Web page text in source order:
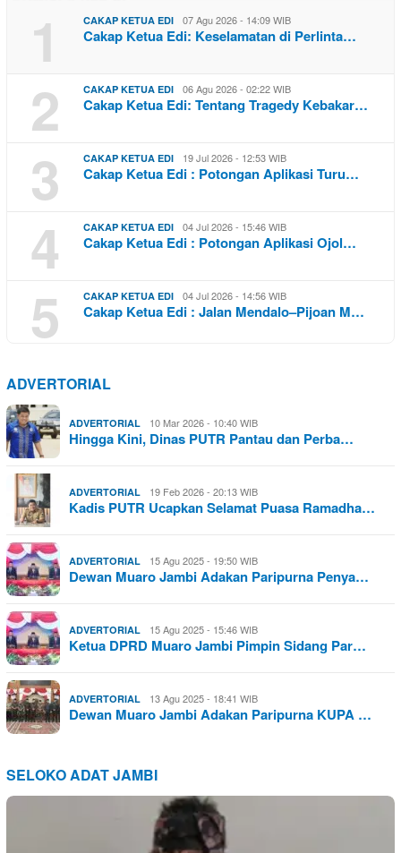
1 CAKAP KETUA EDI 07 Agu 2026 - 14:09 WIB
Cakap Ketua Edi: Keselamatan di Perlinta…
2 CAKAP KETUA EDI 06 Agu 2026 - 02:22 WIB
Cakap Ketua Edi: Tentang Tragedy Kebakar…
3 CAKAP KETUA EDI 19 Jul 2026 - 12:53 WIB
Cakap Ketua Edi : Potongan Aplikasi Turu…
4 CAKAP KETUA EDI 04 Jul 2026 - 15:46 WIB
Cakap Ketua Edi : Potongan Aplikasi Ojol…
5 CAKAP KETUA EDI 04 Jul 2026 - 14:56 WIB
Cakap Ketua Edi : Jalan Mendalo–Pijoan M…
ADVERTORIAL
ADVERTORIAL 10 Mar 2026 - 10:40 WIB
Hingga Kini, Dinas PUTR Pantau dan Perba…
ADVERTORIAL 19 Feb 2026 - 20:13 WIB
Kadis PUTR Ucapkan Selamat Puasa Ramadha…
ADVERTORIAL 15 Agu 2025 - 19:50 WIB
Dewan Muaro Jambi Adakan Paripurna Penya…
ADVERTORIAL 15 Agu 2025 - 15:46 WIB
Ketua DPRD Muaro Jambi Pimpin Sidang Par…
ADVERTORIAL 13 Agu 2025 - 18:41 WIB
Dewan Muaro Jambi Adakan Paripurna KUPA …
SELOKO ADAT JAMBI